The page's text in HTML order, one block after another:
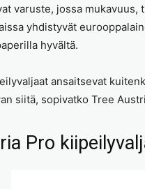
varuste, jossa
yhdistyvät
hyvältä.
ansaitsevat
siitä, sopivatko Tree
Pro